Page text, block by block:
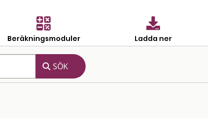
Beräkningsmoduler Ladda ner